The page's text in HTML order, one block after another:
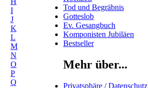
I
J
K
L
M
N
O
P
Q
Tod und Begräbnis
Gotteslob
Ev. Gesangbuch
Komponisten Jubiläen
Bestseller
Mehr über...
Privatsphäre / Datenschutz